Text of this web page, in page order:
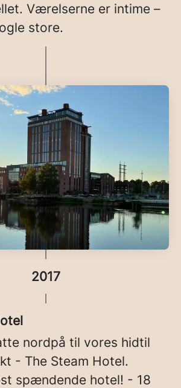
Værelserne er intime –
store.
2017
nordpå til vores hidtil
- The Steam Hotel.
spændende hotel! - 18